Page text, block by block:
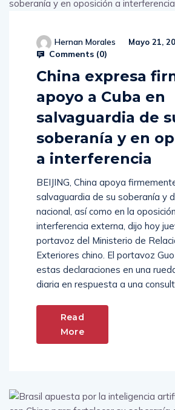
Hernan Morales Mayo 21,
Comments (0)
China expresa
apoyo a Cuba en
salvaguardia de
soberanía y en
a interferencia
BEIJING, China apoya
salvaguardia de su soberanía y
nacional, así como en la
interferencia externa, dijo hoy
portavoz del Ministerio de
Exteriores chino. El portavoz Guo
estas declaraciones en una
diaria en respuesta a una
Read
More